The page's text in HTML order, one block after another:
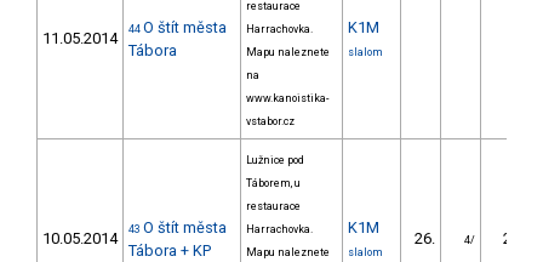
11.05.2014 44 O štít města
Tábora
restaurace
Harrachovka.
Mapu naleznete
na
www.kanoistika-
vstabor.cz
K1M
slalom
10.05.2014 43 O štít města
Tábora + KP
Lužnice pod
Táborem, u
restaurace
Harrachovka.
Mapu naleznete
K1M
slalom
26. 4/ 21.56